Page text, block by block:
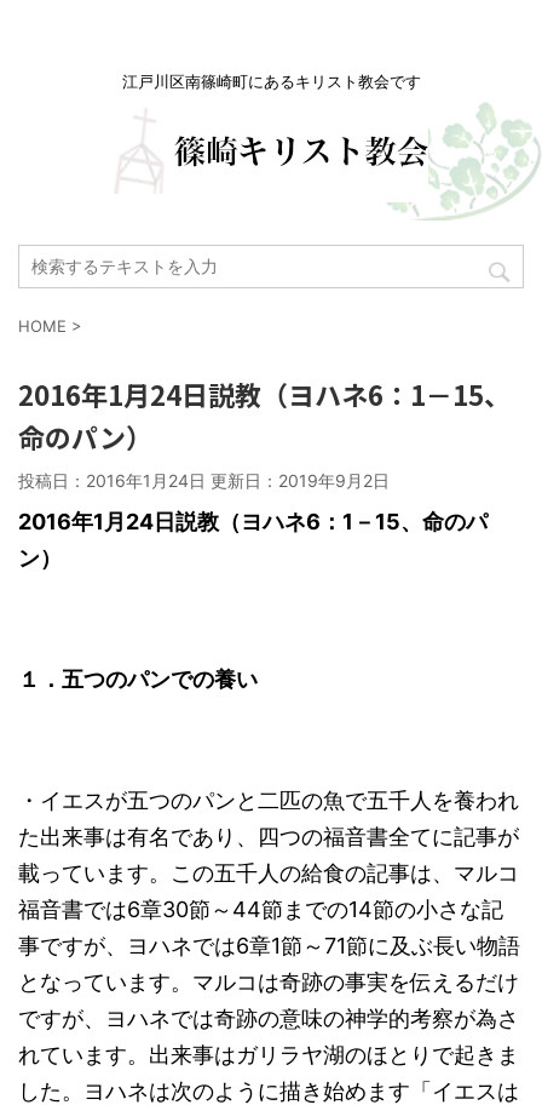
江戸川区南篠崎町にあるキリスト教会です
HOME >
2016年1月24日説教（ヨハネ6：1－15、
命のパン）
投稿日：2016年1月24日 更新日： 2019年9月2日
2016年1月24日説教（ヨハネ6：1－15、命のパ
ン）
１．五つのパンでの養い
・イエスが五つのパンと二匹の魚で五千人を養われ
た出来事は有名であり、四つの福音書全てに記事が
載っています。この五千人の給食の記事は、マルコ
福音書では6章30節～44節までの14節の小さな記
事ですが、ヨハネでは6章1節～71節に及ぶ長い物語
となっています。マルコは奇跡の事実を伝えるだけ
ですが、ヨハネでは奇跡の意味の神学的考察が為さ
れています。出来事はガリラヤ湖のほとりで起きま
した。ヨハネは次のように描き始めます「イエスは